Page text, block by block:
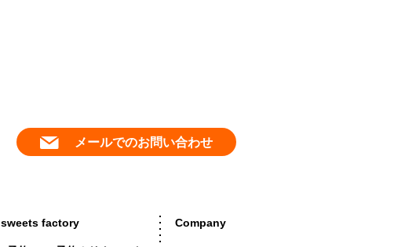
メールでのお問い合わせ
sweets factory Company